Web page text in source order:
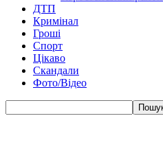
ДТП
Кримінал
Гроші
Спорт
Цікаво
Скандали
Фото/Відео